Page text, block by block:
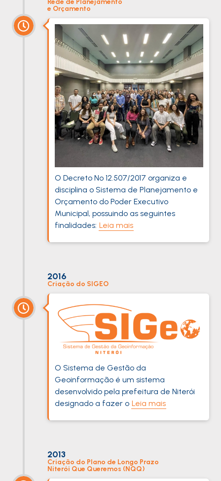
Rede de Planejamento
e Orçamento
O Decreto Nº 12.507/2017 organiza e
disciplina o Sistema de Planejamento e
Orçamento do Poder Executivo
Municipal, possuindo as seguintes
finalidades: Leia mais
2016
Criação do SIGEO
O Sistema de Gestão da
Geoinformação é um sistema
desenvolvido pela prefeitura de Niterói
designado a fazer o Leia mais
2013
Criação do Plano de Longo Prazo
Niterói Que Queremos (NQQ)